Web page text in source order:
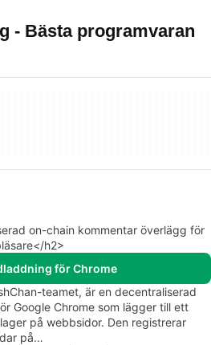
- Bästa programvaran
on-chain kommentar överlägg för
h2>
för Chrome
teamet, är en decentraliserad
Google Chrome som lägger till ett
på webbsidor. Den registrerar
på…